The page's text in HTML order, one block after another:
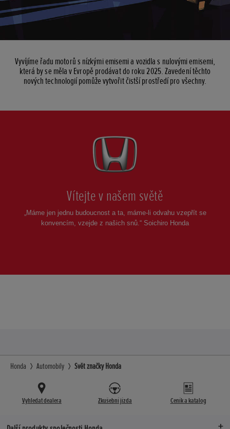
Vyvíjíme řadu motorů s nízkými emisemi a vozidla s nulovými emisemi,
která by se měla v Evropě prodávat do roku 2025. Zavedení těchto
nových technologií pomůže vytvořit čistší prostředí pro všechny.
Vítejte v našem světě
„Máme jen jednu budoucnost a ta, máme-li odvahu vzepřít se
konvencím, vzejde z našich snů.“ Soichiro Honda
Honda Automobily Svět značky Honda
Vyhledat dealera Zkušební jízda Ceník a katalog